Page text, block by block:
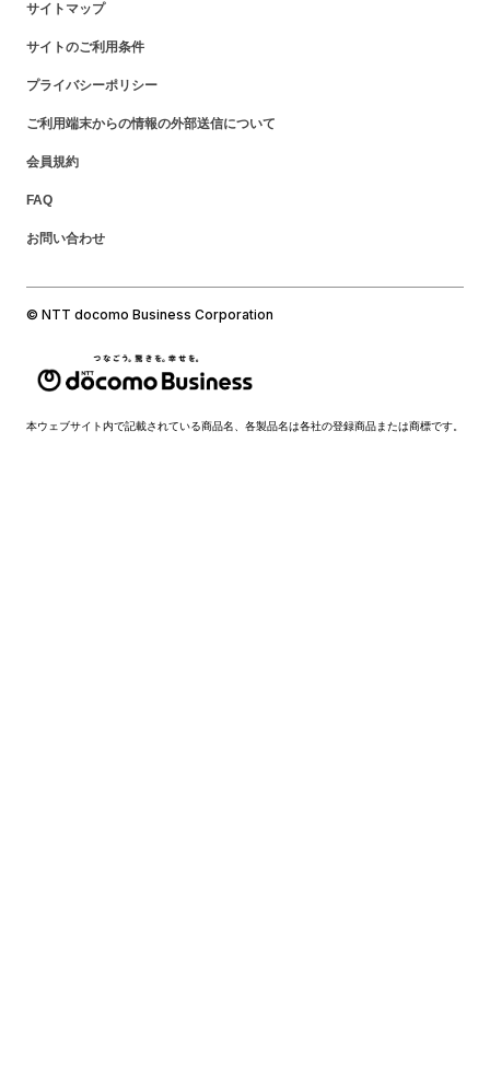
サイトマップ
サイトのご利用条件
プライバシーポリシー
ご利用端末からの情報の外部送信について
会員規約
FAQ
お問い合わせ
© NTT docomo Business Corporation
本ウェブサイト内で記載されている商品名、各製品名は各社の登録商品または商標です。